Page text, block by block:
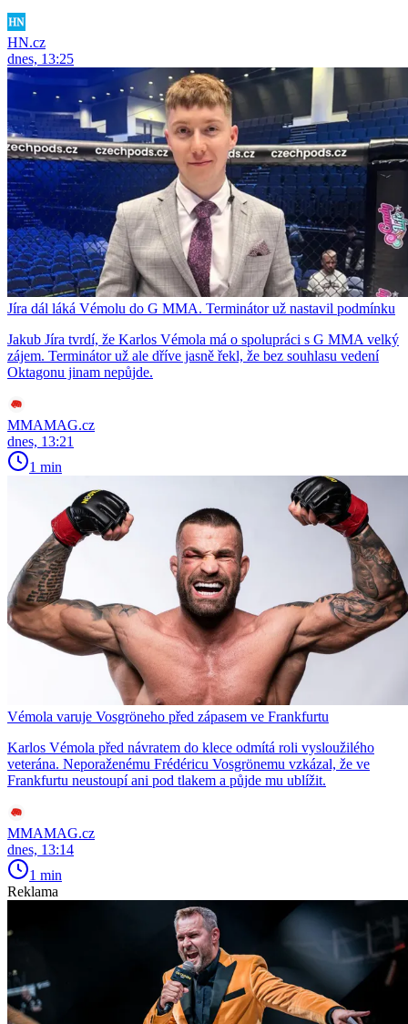
HN.cz
dnes, 13:25
Jíra dál láká Vémolu do G MMA. Terminátor už nastavil podmínku
Jakub Jíra tvrdí, že Karlos Vémola má o spolupráci s G MMA velký
zájem. Terminátor už ale dříve jasně řekl, že bez souhlasu vedení
Oktagonu jinam nepůjde.
MMAMAG.cz
dnes, 13:21
1 min
Vémola varuje Vosgröneho před zápasem ve Frankfurtu
Karlos Vémola před návratem do klece odmítá roli vysloužilého
veterána. Neporaženému Frédéricu Vosgrönemu vzkázal, že ve
Frankfurtu neustoupí ani pod tlakem a půjde mu ublížit.
MMAMAG.cz
dnes, 13:14
1 min
Reklama